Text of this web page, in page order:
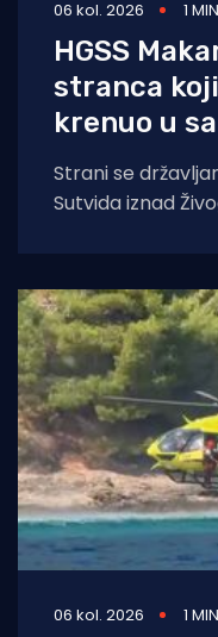
06 kol. 2026 1
HGSS
stranca
krenuo u
Strani se
Sutvida iznad
06 kol. 2026 1